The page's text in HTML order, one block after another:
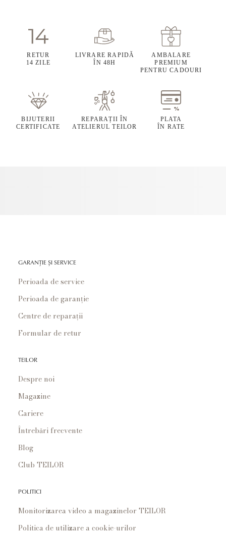
RETUR
14 ZILE
LIVRARE RAPIDĂ
ÎN 48H
AMBALARE
PREMIUM
PENTRU CADOURI
BIJUTERII
CERTIFICATE
REPARAȚII ÎN
ATELIERUL TEILOR
PLATA
ÎN RATE
GARANȚIE ȘI SERVICE
Perioada de service
Perioada de garanție
Centre de reparații
Formular de retur
TEILOR
Despre noi
Magazine
Cariere
Întrebări frecvente
Blog
Club TEILOR
POLITICI
Monitorizarea video a magazinelor TEILOR
Politica de utilizare a cookie-urilor